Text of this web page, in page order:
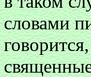
словами